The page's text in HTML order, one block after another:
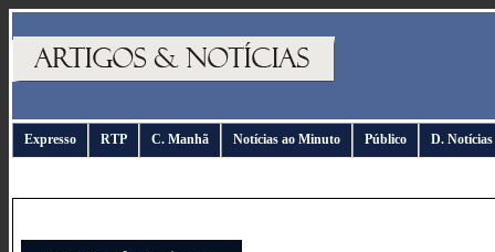
Expresso RTP C. Manhã Notícias ao Minuto Público D. Notícias